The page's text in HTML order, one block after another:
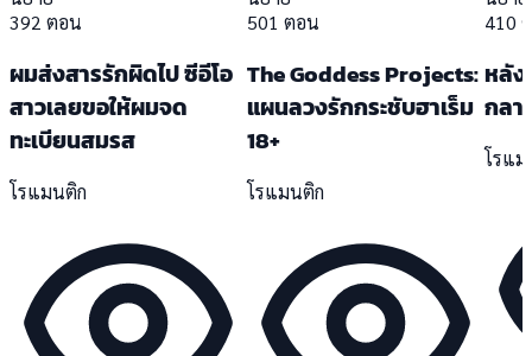
392 ตอน
ผมส่งสารรักผิดไป ซีอีโอ
สาวเลยขอให้ผมจด
ทะเบียนสมรส
โรแมนติก
501 ตอน
The Goddess Projects:
แผนลวงรักกระชับฮาเร็ม
18+
โรแมนติก
410
หลัง
กลา
โรแ